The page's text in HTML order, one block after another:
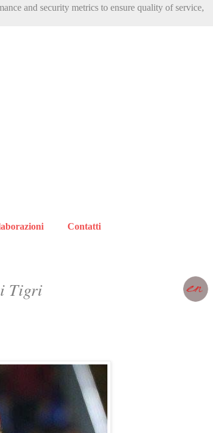
Contatti
Tigri
and security metrics to ensure quality of service,